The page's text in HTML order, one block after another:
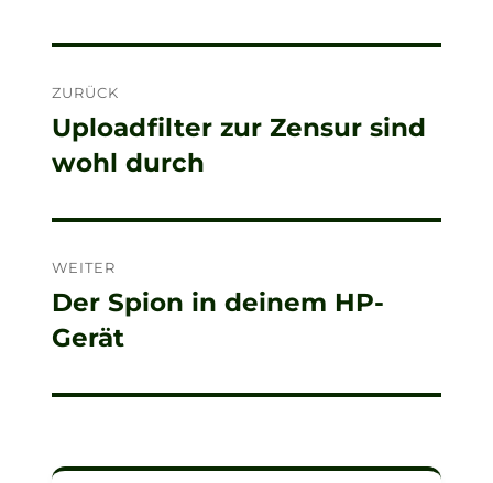
ZURÜCK
Vorheriger
Beitrag:
Uploadfilter zur Zensur sind
wohl durch
WEITER
Nächster
Beitrag:
Der Spion in deinem HP-
Gerät